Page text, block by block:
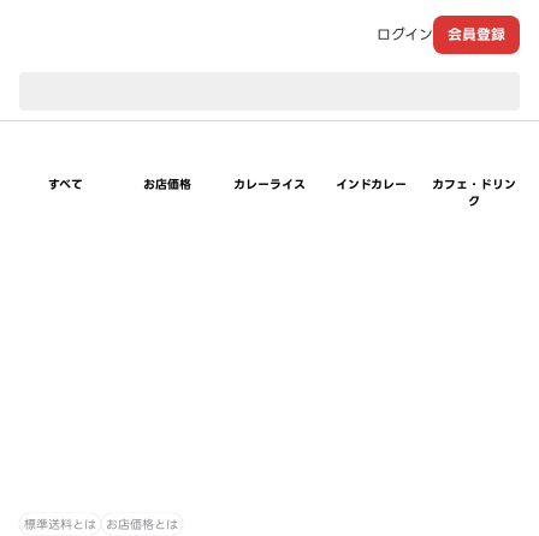
ログイン 会員登録
すべて お店価格 カレーライス インドカレー
カフェ・ドリン
ク
標準送料とは お店価格とは